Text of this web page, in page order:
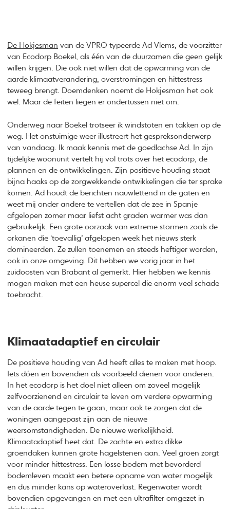
De Hokjesman van de VPRO typeerde Ad Vlems, de voorzitter
van Ecodorp Boekel, als één van de duurzamen die geen gelijk
willen krijgen. Die ook niet willen dat de opwarming van de
aarde klimaatverandering, overstromingen en hittestress
teweeg brengt. Doemdenken noemt de Hokjesman het ook
wel. Maar de feiten liegen er ondertussen niet om.
Onderweg naar Boekel trotseer ik windstoten en takken op de
weg. Het onstuimige weer illustreert het gespreksonderwerp
van vandaag. Ik maak kennis met de goedlachse Ad. In zijn
tijdelijke woonunit vertelt hij vol trots over het ecodorp, de
plannen en de ontwikkelingen. Zijn positieve houding staat
bijna haaks op de zorgwekkende ontwikkelingen die ter sprake
komen. Ad houdt de berichten nauwlettend in de gaten en
weet mij onder andere te vertellen dat de zee in Spanje
afgelopen zomer maar liefst acht graden warmer was dan
gebruikelijk. Een grote oorzaak van extreme stormen zoals de
orkanen die ‘toevallig’ afgelopen week het nieuws sterk
domineerden. Ze zullen toenemen en steeds heftiger worden,
ook in onze omgeving. Dit hebben we vorig jaar in het
zuidoosten van Brabant al gemerkt. Hier hebben we kennis
mogen maken met een heuse supercel die enorm veel schade
toebracht.
Klimaatadaptief en circulair
De positieve houding van Ad heeft alles te maken met hoop.
Iets dóen en bovendien als voorbeeld dienen voor anderen.
In het ecodorp is het doel niet alleen om zoveel mogelijk
zelfvoorzienend en circulair te leven om verdere opwarming
van de aarde tegen te gaan, maar ook te zorgen dat de
woningen aangepast zijn aan de nieuwe
weersomstandigheden. De nieuwe werkelijkheid.
Klimaatadaptief heet dat. De zachte en extra dikke
groendaken kunnen grote hagelstenen aan. Veel groen zorgt
voor minder hittestress. Een losse bodem met bevorderd
bodemleven maakt een betere opname van water mogelijk
en dus minder kans op wateroverlast. Regenwater wordt
bovendien opgevangen en met een ultrafilter omgezet in